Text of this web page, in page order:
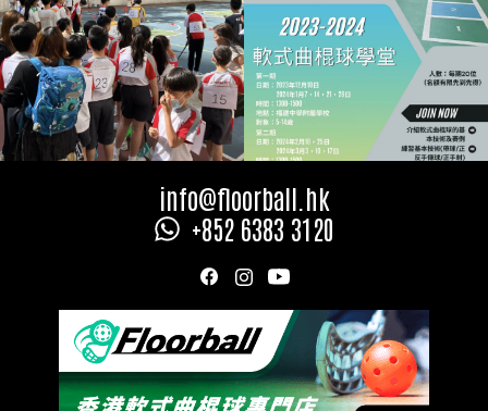
Slide 2 of 2.
info@floorball.hk
+852 6383 3120